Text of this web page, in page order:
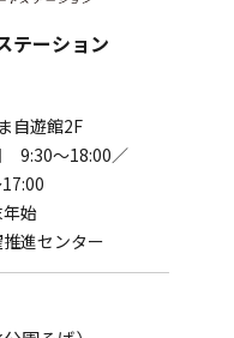
テーション
自遊館2F
9:30～18:00／
始
進センター